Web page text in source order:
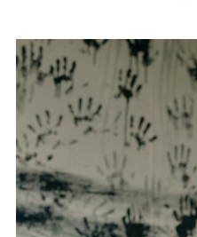
CONTACTO